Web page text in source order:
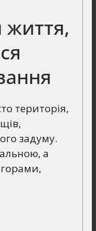
життя,
територія,
задуму.
а